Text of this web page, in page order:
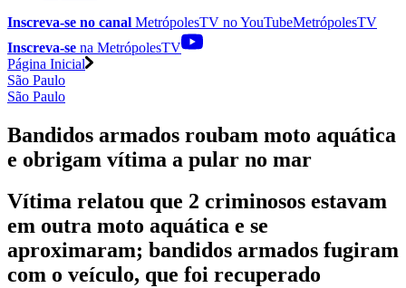
Inscreva-se no canal MetrópolesTV noYouTubeMetrópolesTV
Inscreva-se na MetrópolesTV
Página Inicial
São Paulo
São Paulo
Bandidos armados roubam moto aquática
e obrigam vítima a pular no mar
Vítima relatou que 2 criminosos estavam
em outra moto aquática e se
aproximaram; bandidos armados fugiram
com o veículo, que foi recuperado